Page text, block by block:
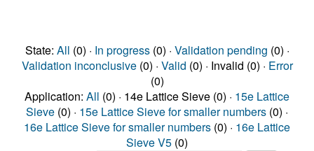
State: All (0) · In progress(0) · Validation pending (0) ·
Validation inconclusive(0) · Valid (0) · Invalid (0) · Error
(0)
Application: All (0) · 14e Lattice Sieve (0) · 15e Lattice
Sieve (0) · 15e Lattice Sieve for smaller numbers (0) ·
16e Lattice Sieve for smaller numbers (0) · 16e Lattice
Sieve V5 (0)